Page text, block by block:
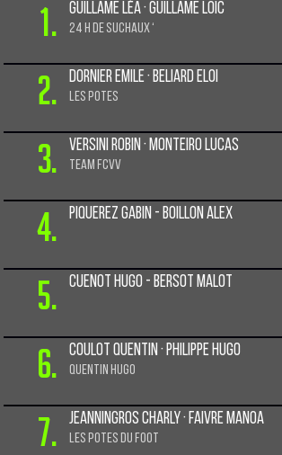
1. Guillame Léa · Guillame Loic
24 H de Suchaux ‘
2. Dornier Emile · Beliard Eloi
Les potes
3. Versini Robin · Monteiro Lucas
TEAM FCVV
4. Piquerez Gabin - Boillon Alex
5. Cuenot Hugo - Bersot Malot
6. Coulot Quentin · Philippe Hugo
Quentin Hugo
7. Jeanningros Charly · Faivre Manoa
Les potes du foot